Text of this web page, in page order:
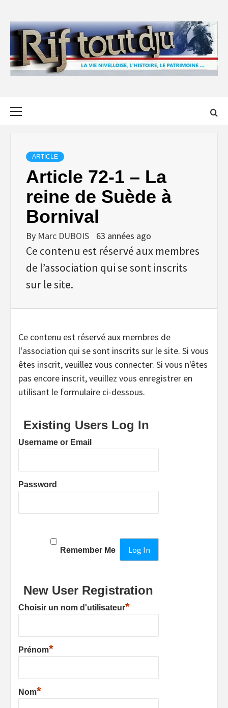
content
ARTICLE
Article 72-1 – La
reine de Suède à
Bornival
By Marc DUBOIS 63 années ago
Ce contenu est réservé aux membres
de l’association qui se sont inscrits
sur le site.
Ce contenu est réservé aux membres de
l'association qui se sont inscrits sur le site. Si vous
êtes inscrit, veuillez vous connecter. Si vous n'êtes
pas encore inscrit, veuillez vous enregistrer en
utilisant le formulaire ci-dessous.
Existing Users Log In
Username or Email
Password
Remember Me
New User Registration
Choisir un nom d'utilisateur*
Prénom*
Nom*